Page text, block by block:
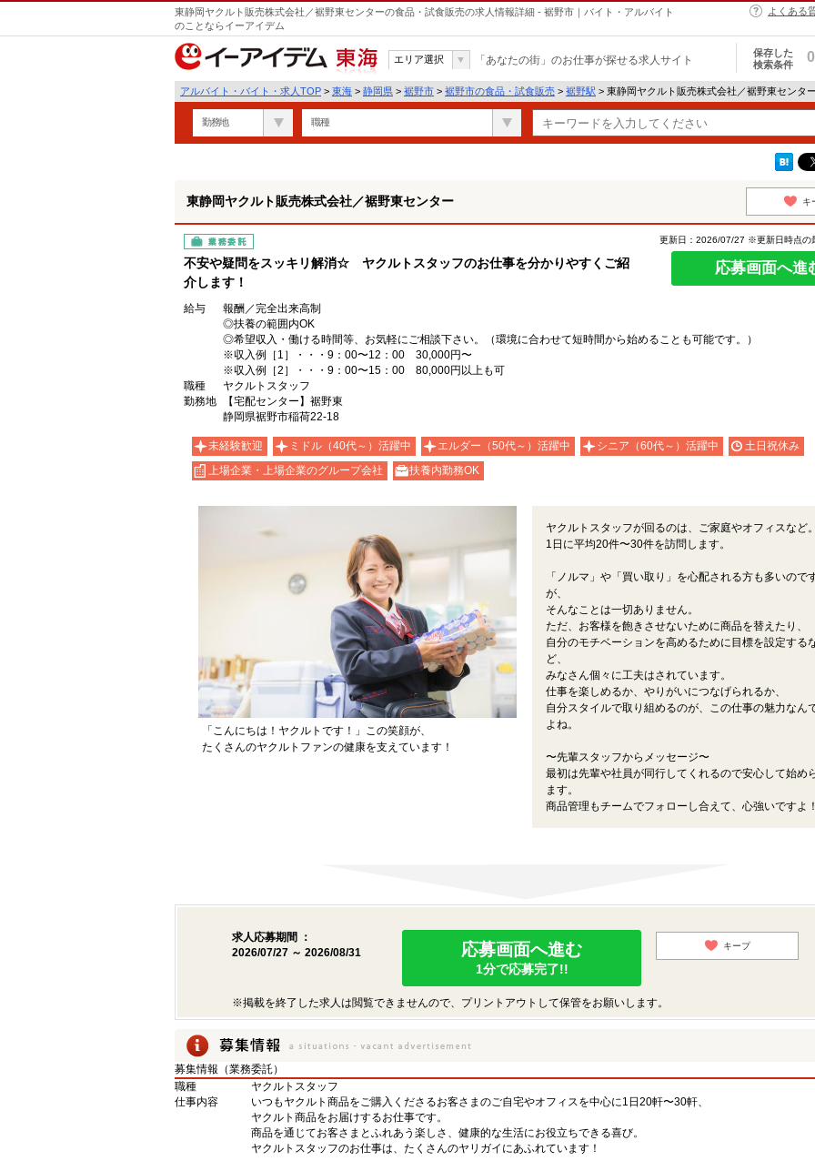
東静岡ヤクルト販売株式会社／裾野東センターの食品・試食販売の求人情報詳細 - 裾野市｜バイト・アルバイト
のことならイーアイデム
よくある
東海
エリア選択 「あなたの街」のお仕事が探せる求人サイト
保存した
検索条件
0
アルバイト・バイト・求人TOP > 東海 > 静岡県 > 裾野市 > 裾野市の食品・試食販売 > 裾野駅 > 東静岡ヤクルト販売株式会社／裾野東センタ
勤務地 職種
東静岡ヤクルト販売株式会社／裾野東センター キ
業務委託
不安や疑問をスッキリ解消☆ ヤクルトスタッフのお仕事を分かりやすくご紹
介します！
更新日：2026/07/27 ※更新日時点の
応募画面へ進
給与
報酬／完全出来高制
◎扶養の範囲内OK
◎希望収入・働ける時間等、お気軽にご相談下さい。（環境に合わせて短時間から始めることも可能です。）
※収入例［1］・・・9：00〜12：00 30,000円〜
※収入例［2］・・・9：00〜15：00 80,000円以上も可
職種
ヤクルトスタッフ
勤務地
【宅配センター】裾野東
静岡県裾野市稲荷22-18
未経験歓迎 ミドル（40代～）活躍中 エルダー（50代～）活躍中 シニア（60代～）活躍中
土日祝休み
上場企業・上場企業のグループ会社
扶養内勤務OK
「こんにちは！ヤクルトです！」この笑顔が、
たくさんのヤクルトファンの健康を支えています！
ヤクルトスタッフが回るのは、ご家庭やオフィスなど。
1日に平均20件〜30件を訪問します。
「ノルマ」や「買い取り」を心配される方も多いので
が、
そんなことは一切ありません。
ただ、お客様を飽きさせないために商品を替えたり、
自分のモチベーションを高めるために目標を設定する
ど、
みなさん個々に工夫はされています。
仕事を楽しめるか、やりがいにつなげられるか、
自分スタイルで取り組めるのが、この仕事の魅力なん
よね。
〜先輩スタッフからメッセージ〜
最初は先輩や社員が同行してくれるので安心して始め
ます。
商品管理もチームでフォローし合えて、心強いですよ！
求人応募期間 ：
2026/07/27 ～ 2026/08/31
応募画面へ進む
1分で応募完了!!
キープ
※掲載を終了した求人は閲覧できませんので、プリントアウトして保管をお願いします。
募集情報（業務委託）
職種
ヤクルトスタッフ
仕事内容
いつもヤクルト商品をご購入くださるお客さまのご自宅やオフィスを中心に1日20軒〜30軒、
ヤクルト商品をお届けするお仕事です。
商品を通じてお客さまとふれあう楽しさ、健康的な生活にお役立ちできる喜び。
ヤクルトスタッフのお仕事は、たくさんのヤリガイにあふれています！